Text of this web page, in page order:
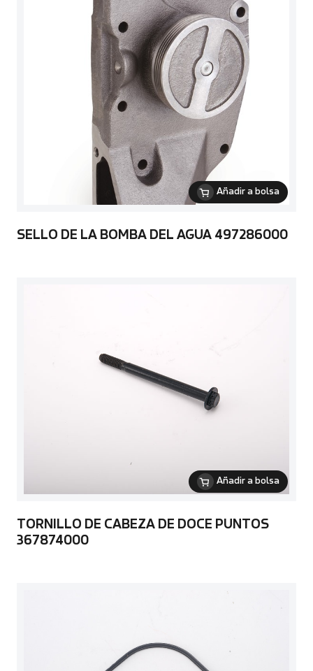
Añadir a bolsa
SELLO DE LA BOMBA DEL AGUA 497286000
Añadir a bolsa
TORNILLO DE CABEZA DE DOCE PUNTOS
367874000